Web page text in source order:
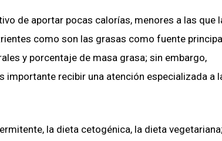
de aportar pocas calorías, menores a las que
como son las grasas como fuente
y porcentaje de masa grasa; sin embargo,
recibir una atención especializada a
la dieta cetogénica, la dieta vegetariana;